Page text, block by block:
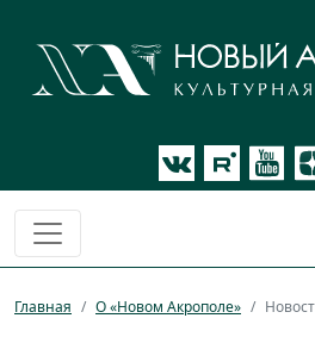
Главная О «Новом Акрополе»